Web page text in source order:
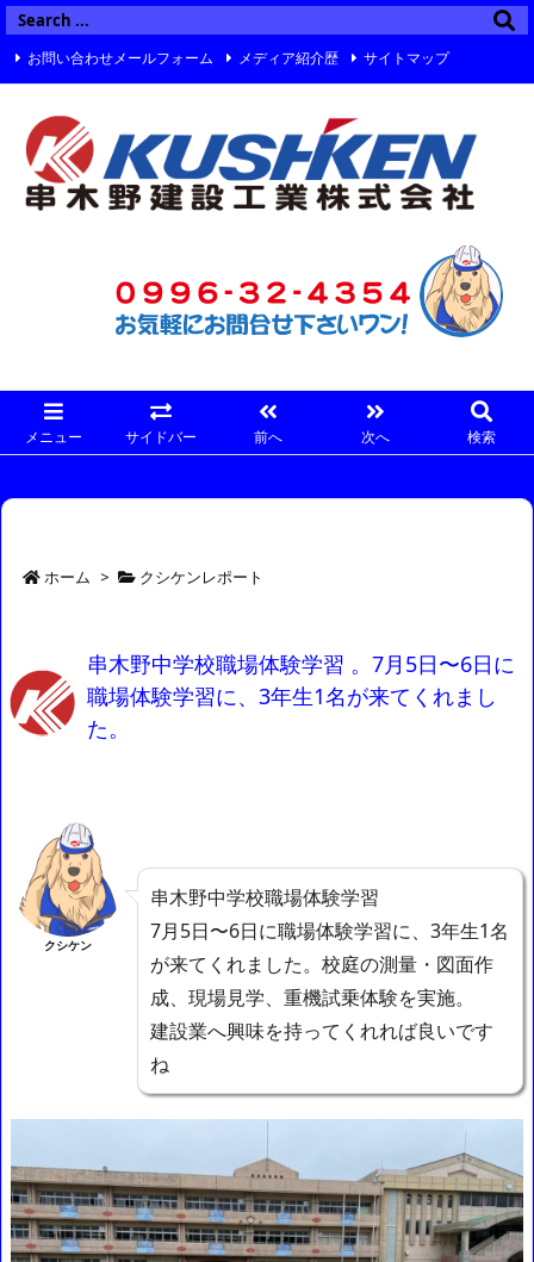
メニュー サイドバー 前へ 次へ 検索
お問い合わせメールフォーム メディア紹介歴 サイトマップ
ホーム > クシケンレポート
串木野中学校職場体験学習 。7月5日〜6日に
職場体験学習に、3年生1名が来てくれまし
た。
クシケン
串木野中学校職場体験学習
7月5日〜6日に職場体験学習に、3年生1名
が来てくれました。校庭の測量・図面作
成、現場見学、重機試乗体験を実施。
建設業へ興味を持ってくれれば良いです
ね